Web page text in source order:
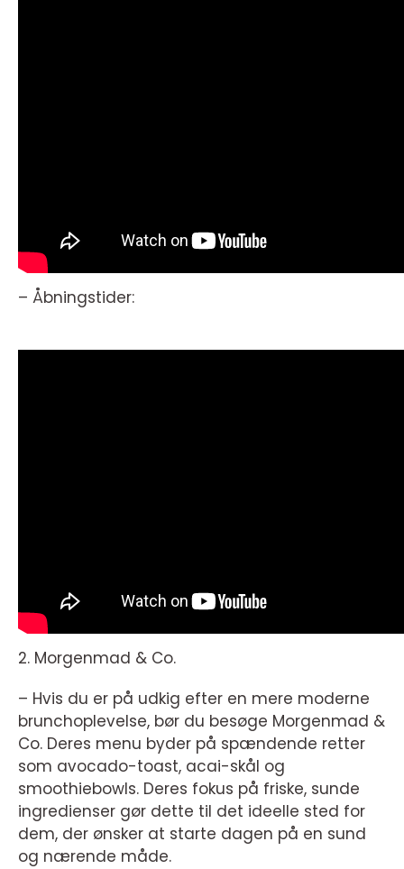
– Åbningstider:
2. Morgenmad & Co.
– Hvis du er på udkig efter en mere moderne
brunchoplevelse, bør du besøge Morgenmad &
Co. Deres menu byder på spændende retter
som avocado-toast, acai-skål og
smoothiebowls. Deres fokus på friske, sunde
ingredienser gør dette til det ideelle sted for
dem, der ønsker at starte dagen på en sund
og nærende måde.